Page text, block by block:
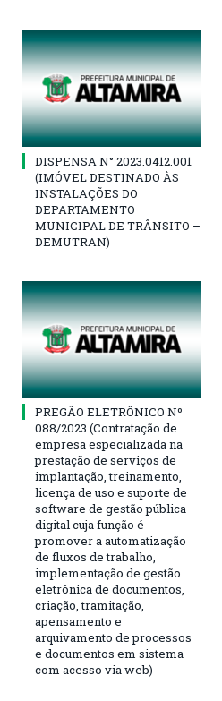
DISPENSA N° 2023.0412.001
(IMÓVEL DESTINADO ÀS
INSTALAÇÕES DO
DEPARTAMENTO
MUNICIPAL DE TRÂNSITO –
DEMUTRAN)
PREGÃO ELETRÔNICO Nº
088/2023 (Contratação de
empresa especializada na
prestação de serviços de
implantação, treinamento,
licença de uso e suporte de
software de gestão pública
digital cuja função é
promover a automatização
de fluxos de trabalho,
implementação de gestão
eletrônica de documentos,
criação, tramitação,
apensamento e
arquivamento de processos
e documentos em sistema
com acesso via web)